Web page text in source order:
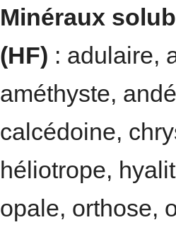
Minéraux
(HF) : adulaire,
améthyste,
calcédoine,
héliotrope,
opale, orthose,